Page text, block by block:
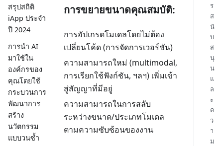
สรุปสถิติ
iApp ประจำ
ปี 2024
การนำ AI
มาใช้ใน
องค์กรของ
คุณโดยใช้
กระบวนการ
พัฒนาการ
สร้าง
นวัตกรรม
แบบวนซ้ำ
การขยายขนาดคุณสมบัติ:
การอัปเกรดโมเดลโดยไม่ต้อง
เปลี่ยนโค้ด (การจัดการเวอร์ชัน)
ความสามารถใหม่ (multimodal,
การเรียกใช้ฟังก์ชัน, ฯลฯ) เพิ่มเข้า
สู่สัญญาที่มีอยู่
ความสามารถในการสลับ
ระหว่างขนาด/ประเภทโมเดล
ตามความซับซ้อนของงาน
ร
ส
นั
บ
ส
นุ
น
แ
ล
ะ
ค
ว
า
ม